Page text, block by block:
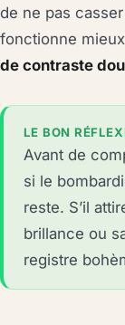
de ne pas
fonctionne
de contraste
LE BON
Avant de
si le
reste. S’il
brillance ou
registre